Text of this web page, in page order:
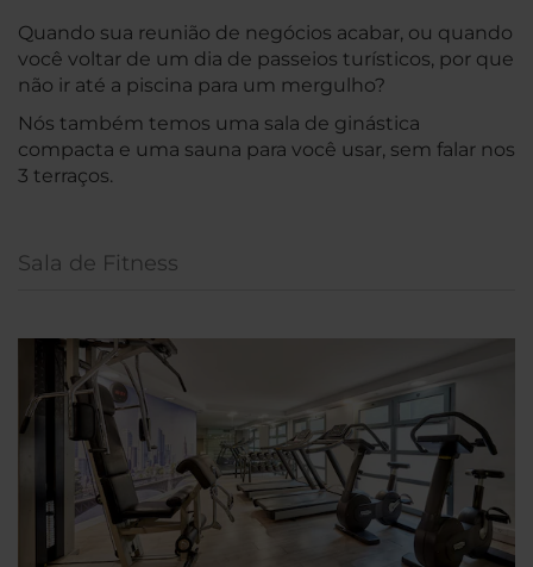
Quando sua reunião de negócios acabar, ou quando
você voltar de um dia de passeios turísticos, por que
não ir até a piscina para um mergulho?
Nós também temos uma sala de ginástica
compacta e uma sauna para você usar, sem falar nos
3 terraços.
Sala de Fitness